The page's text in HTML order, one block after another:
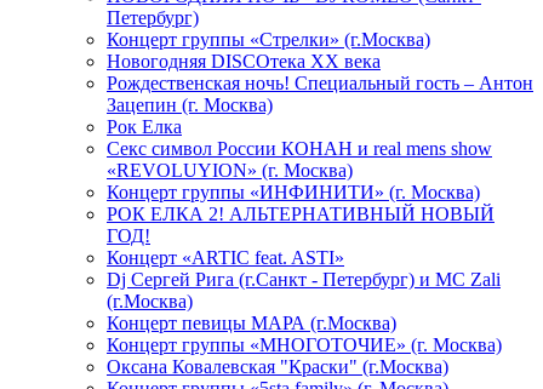
Петербург)
Концерт группы «Стрелки» (г.Москва)
Новогодняя DISCOтека ХХ века
Рождественская ночь! Специальный гость – Антон
Зацепин (г. Москва)
Рок Елка
Секс символ России КОНАН и real mens show
«REVOLUYION» (г. Москва)
Концерт группы «ИНФИНИТИ» (г. Москва)
РОК ЕЛКА 2! АЛЬТЕРНАТИВНЫЙ НОВЫЙ
ГОД!
Концерт «ARTIC feat. ASTI»
Dj Сергей Рига (г.Санкт - Петербург) и MC Zali
(г.Москва)
Концерт певицы МАРА (г.Москва)
Концерт группы «МНОГОТОЧИЕ» (г. Москва)
Оксана Ковалевская "Краски" (г.Москва)